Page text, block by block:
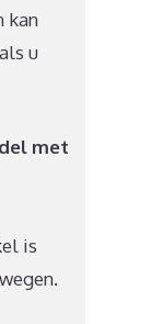
kan
u
met
is